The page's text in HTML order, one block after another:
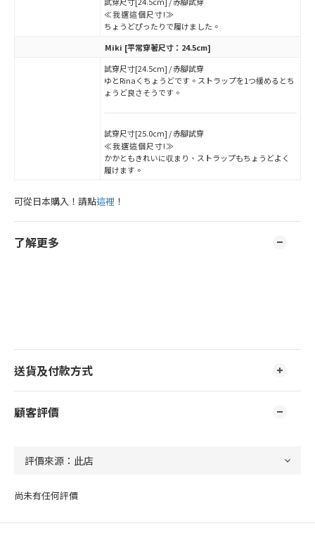
≪我選這個尺寸!≫
ちょうどぴったりで履けました。
Miki [平常穿著尺寸：24.5cm]
試穿尺寸[24.5cm] / 赤腳試穿
ゆとRinaくちょうどです。ストラップを1つ緩めるとち
ょうど良さそうです。
試穿尺寸[25.0cm] / 赤腳試穿
≪我選這個尺寸!≫
かかともきれいに収まり、ストラップもちょうどよく
履けます。
可從日本購入！請點這裡 ！
了解更多
送貨及付款方式
顧客評價
尚未有任何評價